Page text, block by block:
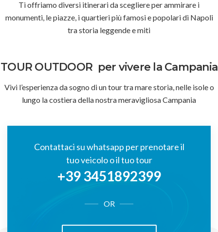
Ti offriamo diversi itinerari da scegliere per ammirare i
monumenti, le piazze, i quartieri più famosi e popolari di Napoli
tra storia leggende e miti
TOUR OUTDOOR per vivere la Campania
Vivi l’esperienza da sogno di un tour tra mare storia, nelle isole o
lungo la costiera della nostra meravigliosa Campania
Contattaci su whatsapp per prenotare il
tuo veicolo o il tuo tour
+39 3451892399
OR